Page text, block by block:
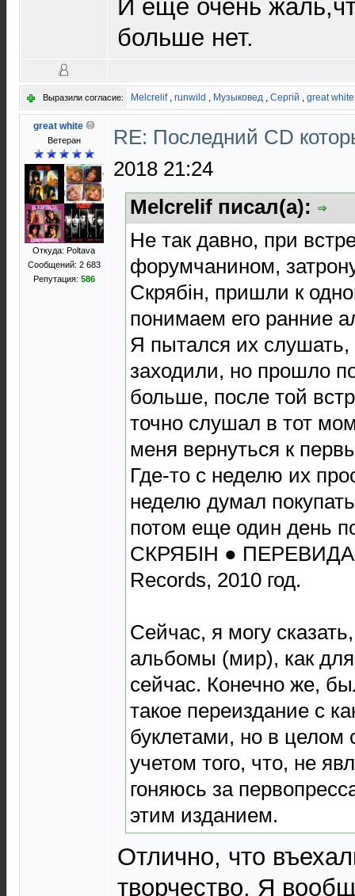
И еще очень
больше нет.
Выразили согласие: Melcrelif, runwild , Музыковед , Сергій , great white
great white
Ветеран
Откуда: Poltava
Сообщений: 2 683
Репутация: 586
RE: Последний CD
2018 21:24
Melcrelif писал(а):
Не так давно, при
форумчанином,
Скрябін, пришли к
понимаем его ранние
Я пытался их слушать,
заходили, но прошло
больше, после той
точно слушал в тот
меня вернуться к
Где-то с неделю их
неделю думал
потом еще один день
СКРЯБІН ●
Records, 2010 год.
Сейчас, я могу
альбомы (мир), как
сейчас. Конечно же,
такое переиздание с
буклетами, но в целом
учетом того, что, не
гоняюсь за
этим изданием.
Отлично, что
творчество. Я